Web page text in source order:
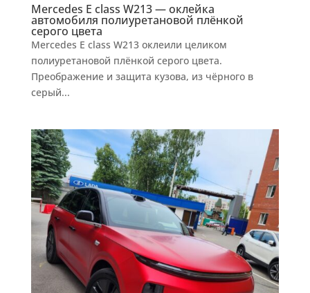
Mercedes E class W213 — оклейка
автомобиля полиуретановой плёнкой
серого цвета
Mercedes E class W213 оклеили целиком
полиуретановой плёнкой серого цвета.
Преображение и защита кузова, из чёрного в
серый...